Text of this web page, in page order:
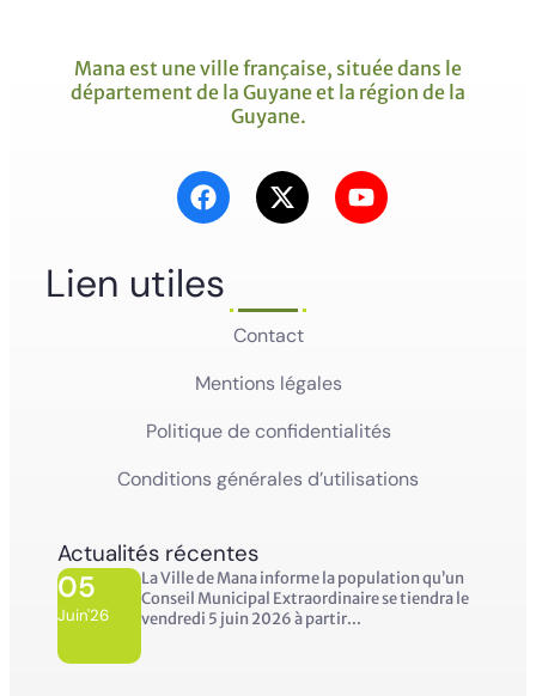
Mana est une ville française, située dans le
département de la Guyane et la région de la
Guyane.
Lien utiles
Contact
Mentions légales
Politique de confidentialités
Conditions générales d’utilisations
Actualités récentes
05
Juin'26
La Ville de Mana informe la population qu’un
Conseil Municipal Extraordinaire se tiendra le
vendredi 5 juin 2026 à partir...